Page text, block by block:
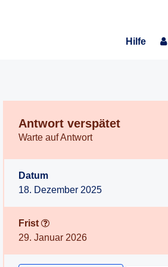
Hilfe
Antwort verspätet
Warte auf Antwort
Datum
18. Dezember 2025
Frist
29. Januar 2026